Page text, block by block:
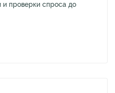
и проверки спроса до